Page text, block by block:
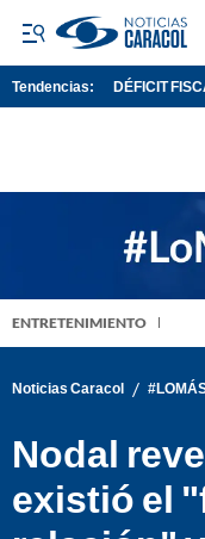
Tendencias: DÉFICIT
ENTRETENIMIENTO
Noticias Caracol /
Nodal
existió el